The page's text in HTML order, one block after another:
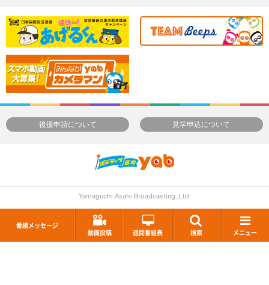
番組メッセージ
動画投稿
週間番組表 検索 メニュー
後援申請について 見学申込について
Yamaguchi Asahi Broadcasting.,Ltd.